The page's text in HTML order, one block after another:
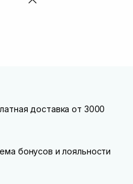
доставка от 3000
бонусов и лояльности